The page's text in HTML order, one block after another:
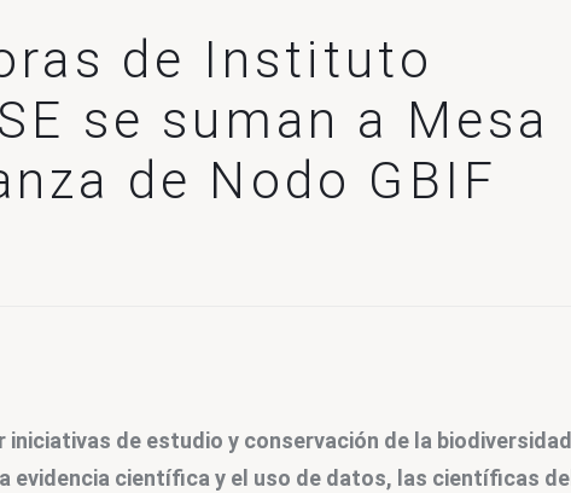
de Instituto
se suman a Mesa
de Nodo GBIF
de estudio y conservación de la biodiversidad
evidencia científica y el uso de datos, las científicas del